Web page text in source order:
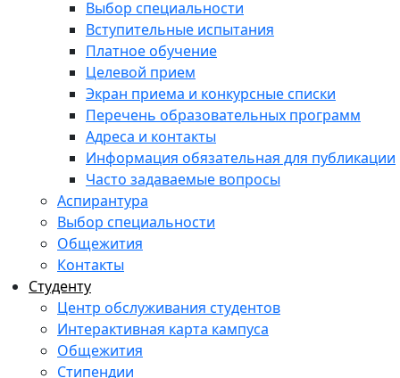
Выбор специальности
Вступительные испытания
Платное обучение
Целевой прием
Экран приема и конкурсные списки
Перечень образовательных программ
Адреса и контакты
Информация обязательная для публикации
Часто задаваемые вопросы
Аспирантура
Выбор специальности
Общежития
Контакты
Студенту
Центр обслуживания студентов
Интерактивная карта кампуса
Общежития
Стипендии